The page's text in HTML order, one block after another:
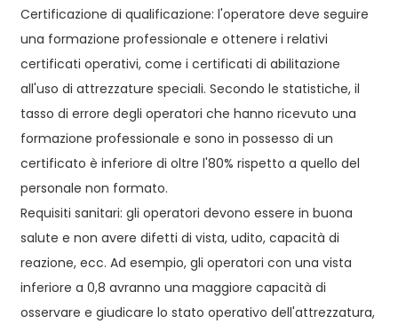
Certificazione di qualificazione: l'operatore deve seguire
una formazione professionale e ottenere i relativi
certificati operativi, come i certificati di abilitazione
all'uso di attrezzature speciali. Secondo le statistiche, il
tasso di errore degli operatori che hanno ricevuto una
formazione professionale e sono in possesso di un
certificato è inferiore di oltre l'80% rispetto a quello del
personale non formato.
Requisiti sanitari: gli operatori devono essere in buona
salute e non avere difetti di vista, udito, capacità di
reazione, ecc. Ad esempio, gli operatori con una vista
inferiore a 0,8 avranno una maggiore capacità di
osservare e giudicare lo stato operativo dell'attrezzatura,